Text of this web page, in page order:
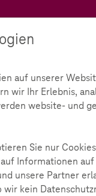
auf unserer
wir Ihr Erlebnis,
website- und
Sie nur
Informationen
unsere Partner
kein